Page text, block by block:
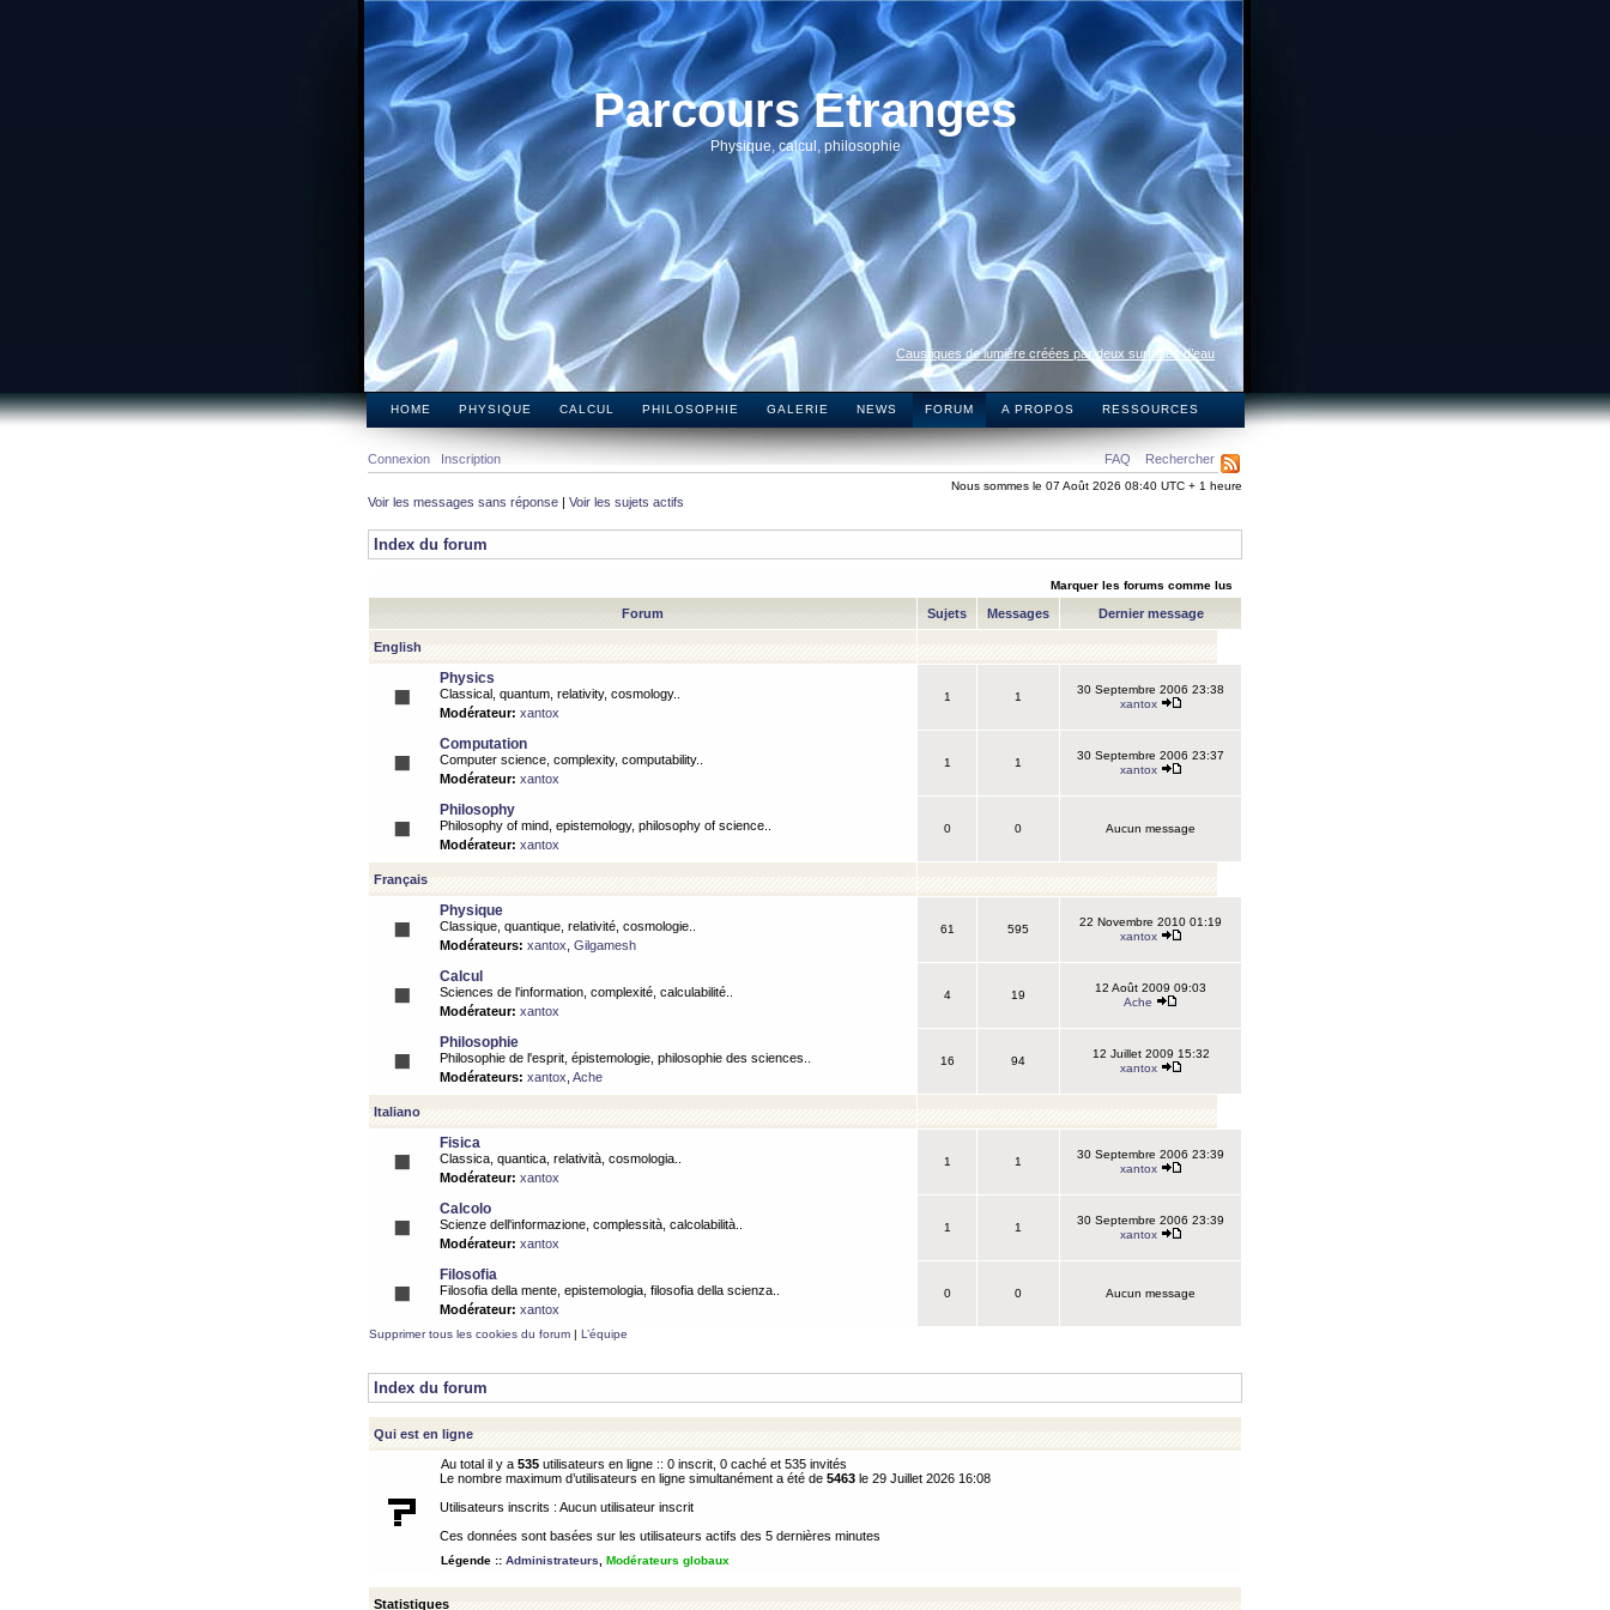
Parcours Etranges
Physique, calcul, philosophie
Caustiques de lumière créées par deux surfaces d’eau
HOME PHYSIQUE CALCUL PHILOSOPHIE GALERIE NEWS FORUM A PROPOS RESSOURCES
FAQ Rechercher
Connexion Inscription
Nous sommes le 07 Août 2026 08:40 UTC + 1 heure
Voir les messages sans réponse | Voir les sujets actifs
Index du forum
Marquer les forums comme lus
Forum Sujets Messages Dernier message
English
Physics
Classical, quantum, relativity, cosmology..
Modérateur: xantox
1 1
30 Septembre 2006 23:38
xantox
Computation
Computer science, complexity, computability..
Modérateur: xantox
1 1
30 Septembre 2006 23:37
xantox
Philosophy
Philosophy of mind, epistemology, philosophy of science..
Modérateur: xantox
0 0 Aucun message
Français
Physique
Classique, quantique, relativité, cosmologie..
Modérateurs: xantox Gilgamesh
61 595
22 Novembre 2010 01:19
xantox
Calcul
Sciences de l'information, complexité, calculabilité..
Modérateur: xantox
4 19
12 Août 2009 09:03
Ache
Philosophie
Philosophie de l'esprit, épistemologie, philosophie des sciences..
Modérateurs: xantox Ache
16 94
12 Juillet 2009 15:32
xantox
Italiano
Fisica
Classica, quantica, relatività, cosmologia..
Modérateur: xantox
1 1
30 Septembre 2006 23:39
xantox
Calcolo
Scienze dell'informazione, complessità, calcolabilità..
Modérateur: xantox
1 1
30 Septembre 2006 23:39
xantox
Filosofia
Filosofia della mente, epistemologia, filosofia della scienza..
Modérateur: xantox
0 0 Aucun message
Supprimer tous les cookies du forum | L’équipe
Index du forum
Qui est en ligne
Au total il y a 535 utilisateurs en ligne :: 0 inscrit, 0 caché et 535 invités
Le nombre maximum d’utilisateurs en ligne simultanément a été de 5463 le 29 Juillet 2026 16:08
Utilisateurs inscrits : Aucun utilisateur inscrit
Ces données sont basées sur les utilisateurs actifs des 5 dernières minutes
Légende :: Administrateurs Modérateurs globaux
Statistiques